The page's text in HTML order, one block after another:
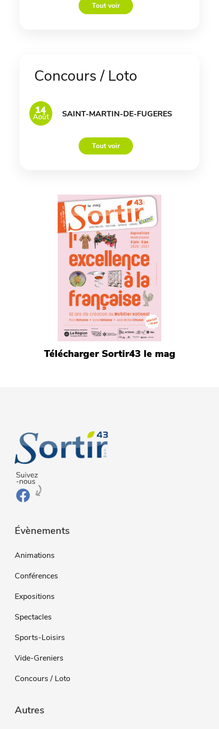
Tout voir
Concours / Loto
14
Août SAINT-MARTIN-DE-FUGERES
Tout voir
Télécharger Sortir43 le mag
Évènements
Animations
Conférences
Expositions
Spectacles
Sports-Loisirs
Vide-Greniers
Concours / Loto
Autres